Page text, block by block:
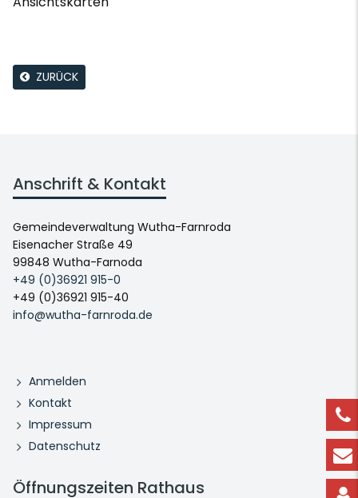
ZURÜCK
Anschrift & Kontakt
Gemeindeverwaltung Wutha-Farnroda
Eisenacher Straße 49
99848 Wutha-Farnoda
+49 (0)36921 915-0
+49 (0)36921 915-40
info@wutha-farnroda.de
Anmelden
Kontakt
Impressum
Datenschutz
Öffnungszeiten Rathaus